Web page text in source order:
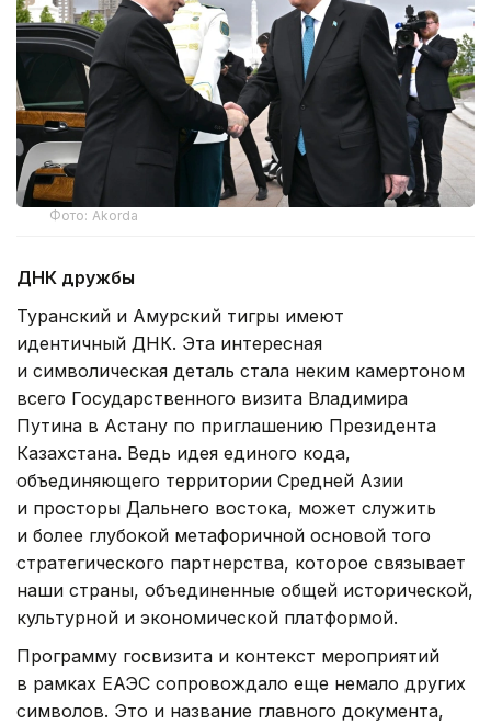
Фото: Akorda
ДНК дружбы
Туранский и Амурский тигры имеют
идентичный ДНК. Эта интересная
и символическая деталь стала неким камертоном
всего Государственного визита Владимира
Путина в Астану по приглашению Президента
Казахстана. Ведь идея единого кода,
объединяющего территории Средней Азии
и просторы Дальнего востока, может служить
и более глубокой метафоричной основой того
стратегического партнерства, которое связывает
наши страны, объединенные общей исторической,
культурной и экономической платформой.
Программу госвизита и контекст мероприятий
в рамках ЕАЭС сопровождало еще немало других
символов. Это и название главного документа,